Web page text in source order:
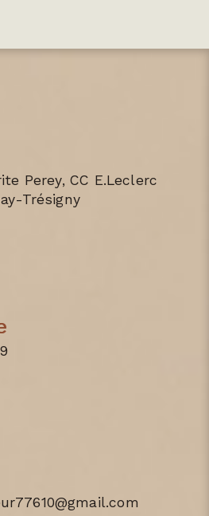
Perey, CC E.Leclerc
Trésigny